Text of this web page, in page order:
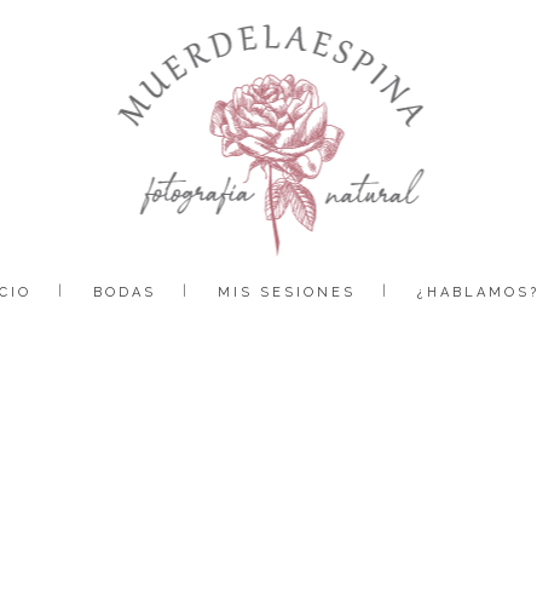
BODAS MIS SESIONES ¿HABLAMOS?